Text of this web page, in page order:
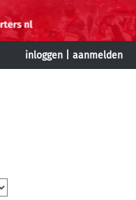
inloggen aanmelden